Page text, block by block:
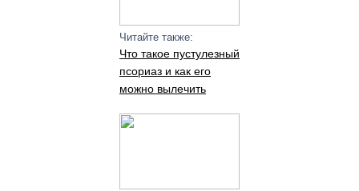
Читайте также:
Что такое пустулезный
псориаз и как его
можно вылечить